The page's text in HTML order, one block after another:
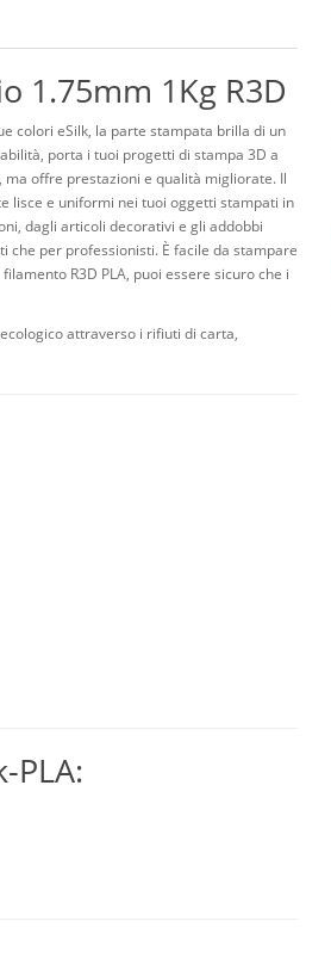
1.75mm 1Kg R3D
colori eSilk, la parte stampata brilla di un
porta i tuoi progetti di stampa 3D a
ma offre prestazioni e qualità migliorate. Il
lisce e uniformi nei tuoi oggetti stampati in
dagli articoli decorativi e gli addobbi
che per professionisti. È facile da stampare
R3D PLA, puoi essere sicuro che i
attraverso i rifiuti di carta,
PLA: